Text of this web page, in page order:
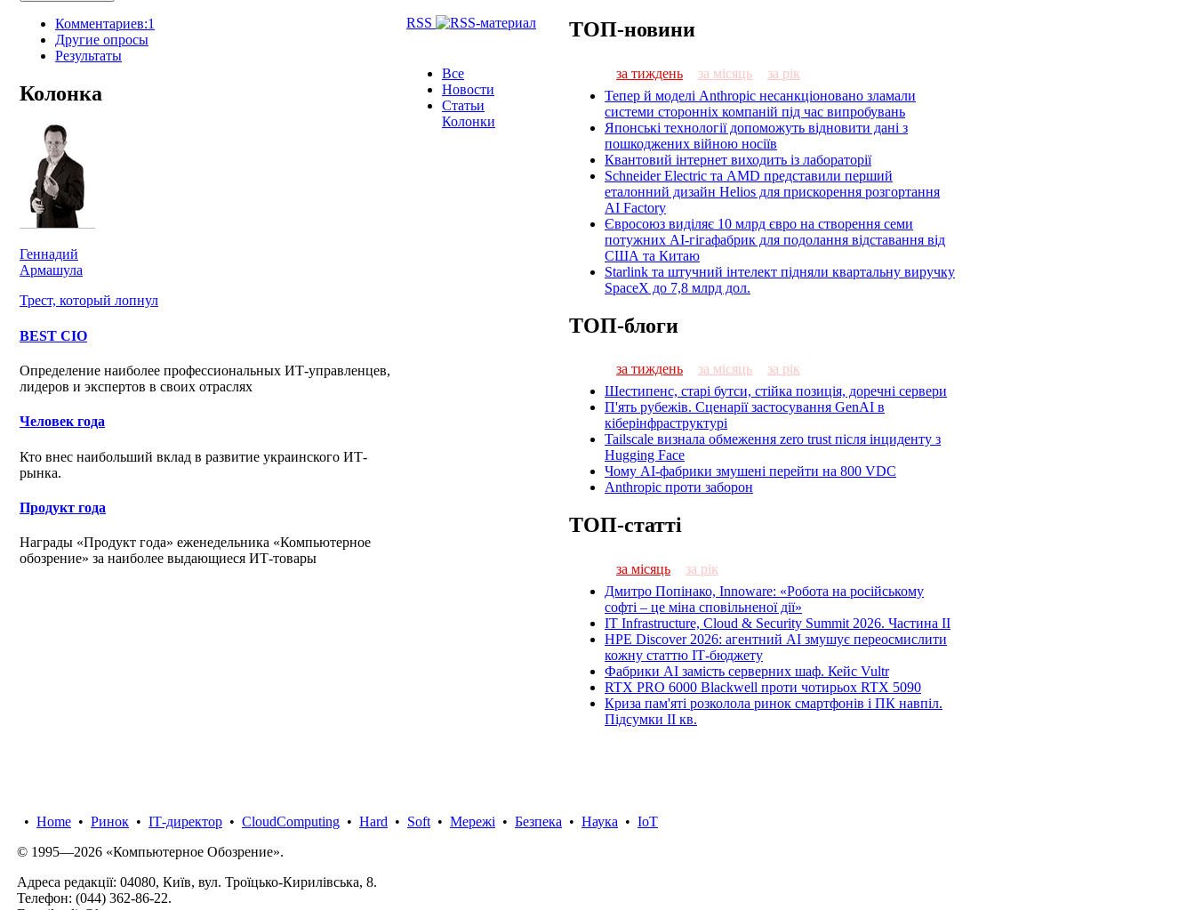
Комментариев:1
Другие опросы
Результаты
Колонка
Геннадий
Армашула
Трест, который лопнул
BEST CIO
Определение наиболее профессиональных ИТ-управленцев,
лидеров и экспертов в своих отраслях
Человек года
Кто внес наибольший вклад в развитие украинского ИТ-
рынка.
Продукт года
Награды «Продукт года» еженедельника «Компьютерное
обозрение» за наиболее выдающиеся ИТ-товары
RSS
Все
Новости
Статьи
Колонки
ТОП-новини
за тиждень за місяць
за рік
Тепер й моделі Anthropic несанкціоновано зламали
системи сторонніх компаній під час випробувань
Японські технології допоможуть відновити дані з
пошкоджених війною носіїв
Квантовий інтернет виходить із лабораторії
Schneider Electric та AMD представили перший
еталонний дизайн Helios для прискорення розгортання
AI Factory
Євросоюз виділяє 10 млрд євро на створення семи
потужних AI-гігафабрик для подолання відставання від
США та Китаю
Starlink та штучний інтелект підняли квартальну виручку
SpaceX до 7,8 млрд дол.
ТОП-блоги
за тиждень за місяць
за рік
Шестипенс, старі бутси, стійка позиція, доречні сервери
П'ять рубежів. Сценарії застосування GenAI в
кіберінфраструктурі
Tailscale визнала обмеження zero trust після інциденту з
Hugging Face
Чому AI-фабрики змушені перейти на 800 VDC
Anthropic проти заборон
ТОП-статті
за місяць
за рік
Дмитро Попінако, Innoware: «Робота на російському
софті – це міна сповільненої дії»
IT Infrastructure, Cloud & Security Summit 2026. Частина ІІ
HPE Discover 2026: агентний AI змушує переосмислити
кожну статтю ІТ-бюджету
Фабрики AI замість серверних шаф. Кейс Vultr
RTX PRO 6000 Blackwell проти чотирьох RTX 5090
Криза пам'яті розколола ринок смартфонів і ПК навпіл.
Підсумки ІІ кв.
• Home • Ринок • IТ-директор • CloudComputing • Hard • Soft • Мережі • Безпека • Наука • IoT
© 1995—2026 «Компьютерное Обозрение».
Адреса редакції: 04080, Київ, вул. Троїцько-Кирилівська, 8.
Телефон: (044) 362-86-22.